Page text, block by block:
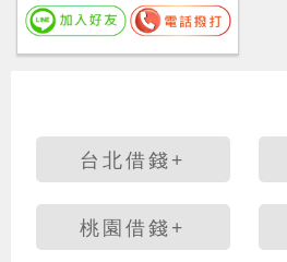
台北借錢+
桃園借錢+